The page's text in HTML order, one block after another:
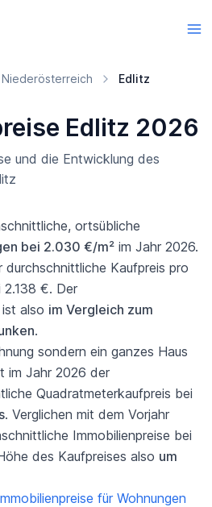
Niederösterreich Edlitz
Edlitz 2026
und die Entwicklung des
ortsübliche
bei 2.030 €/m² im Jahr 2026.
durchschnittliche Kaufpreis pro
€. Der
also im Vergleich zum
.
sondern ein ganzes Haus
im Jahr 2026 der
Quadratmeterkaufpreis bei
. Verglichen mit dem Vorjahr
Immobilienpreise bei
des Kaufpreises also um
für Wohnungen